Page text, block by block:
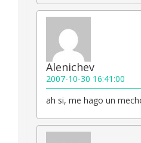
Alenichev
2007-10-30 16:41:00
ah si, me hago un